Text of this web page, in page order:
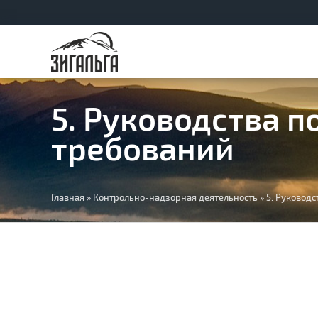
5. Руководства
требований
Вы
здесь
Главная » Контрольно-надзорная деятельность » 5.